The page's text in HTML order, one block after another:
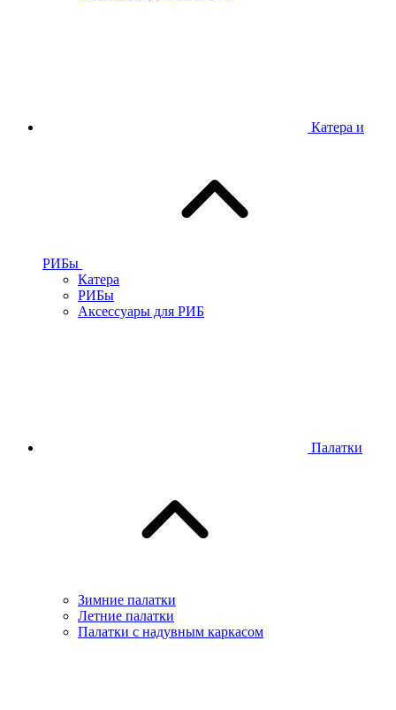
Катера и
РИБы
Катера
РИБы
Аксессуары для РИБ
Палатки
Зимние палатки
Летние палатки
Палатки с надувным каркасом